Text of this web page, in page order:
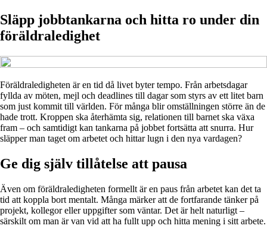
Släpp jobbtankarna och hitta ro under din
föräldraledighet
Föräldraledigheten är en tid då livet byter tempo. Från arbetsdagar
fyllda av möten, mejl och deadlines till dagar som styrs av ett litet barn
som just kommit till världen. För många blir omställningen större än de
hade trott. Kroppen ska återhämta sig, relationen till barnet ska växa
fram – och samtidigt kan tankarna på jobbet fortsätta att snurra. Hur
släpper man taget om arbetet och hittar lugn i den nya vardagen?
Ge dig själv tillåtelse att pausa
Även om föräldraledigheten formellt är en paus från arbetet kan det ta
tid att koppla bort mentalt. Många märker att de fortfarande tänker på
projekt, kollegor eller uppgifter som väntar. Det är helt naturligt –
särskilt om man är van vid att ha fullt upp och hitta mening i sitt arbete.